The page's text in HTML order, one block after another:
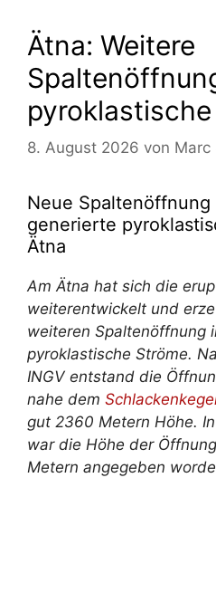
Ätna: Weitere
8. August 2026 von Marc
Neue Spaltenöffnung
generierte
Ätna
Am Ätna hat sich die
weiterentwickelt und
weiteren Spaltenöffnung
pyroklastische Ströme.
INGV entstand die
nahe dem
gut 2360 Metern Höhe.
war die Höhe der
Metern angegeben